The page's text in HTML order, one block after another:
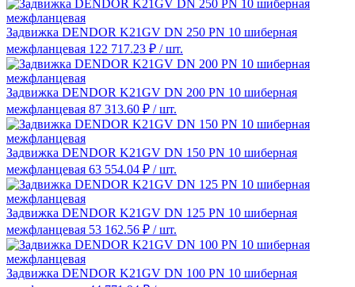
Задвижка DENDOR K21GV DN 250 PN 10 шиберная
межфланцевая 122 717.23 ₽ / шт.
Задвижка DENDOR K21GV DN 200 PN 10 шиберная
межфланцевая 87 313.60 ₽ / шт.
Задвижка DENDOR K21GV DN 150 PN 10 шиберная
межфланцевая 63 554.04 ₽ / шт.
Задвижка DENDOR K21GV DN 125 PN 10 шиберная
межфланцевая 53 162.56 ₽ / шт.
Задвижка DENDOR K21GV DN 100 PN 10 шиберная